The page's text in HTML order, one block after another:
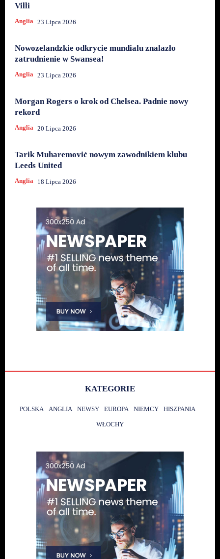
Villi
Anglia 23 Lipca 2026
Nowozelandzkie odkrycie mundialu znalazło
zatrudnienie w Swansea!
Anglia 23 Lipca 2026
Morgan Rogers o krok od Chelsea. Padnie nowy
rekord
Anglia 20 Lipca 2026
Tarik Muharemović nowym zawodnikiem klubu
Leeds United
Anglia 18 Lipca 2026
KATEGORIE
POLSKA ANGLIA NEWSY EUROPA NIEMCY HISZPANIA
WŁOCHY